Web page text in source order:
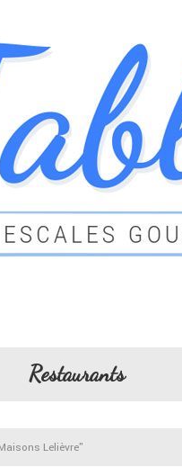
Restaurants
Lelièvre"